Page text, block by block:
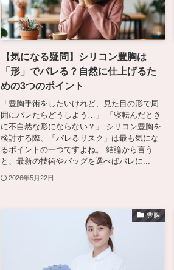
【気になる疑問】シリコン豊胸は
「形」でバレる？自然に仕上げるた
めの3つのポイント
「豊胸手術をしたいけれど、見た目の形で周
囲にバレたらどうしよう…」 「寝転んだとき
に不自然な形にならない？」 シリコン豊胸を
検討する際、「バレるリスク」は最も気にな
るポイントの一つですよね。 結論から言う
と、最新の技術やバッグを選べばバレに...
2026年5月22日
豊胸